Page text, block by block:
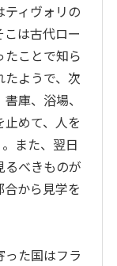
ティヴォリの
は古代ロー
ことで知ら
ようで、次
庫、浴場、
めて、人を
また、翌日
るべきものが
から見学を
た国はフラ